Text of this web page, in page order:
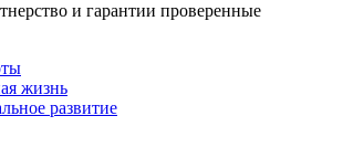
и гарантии проверенные
жизнь
развитие